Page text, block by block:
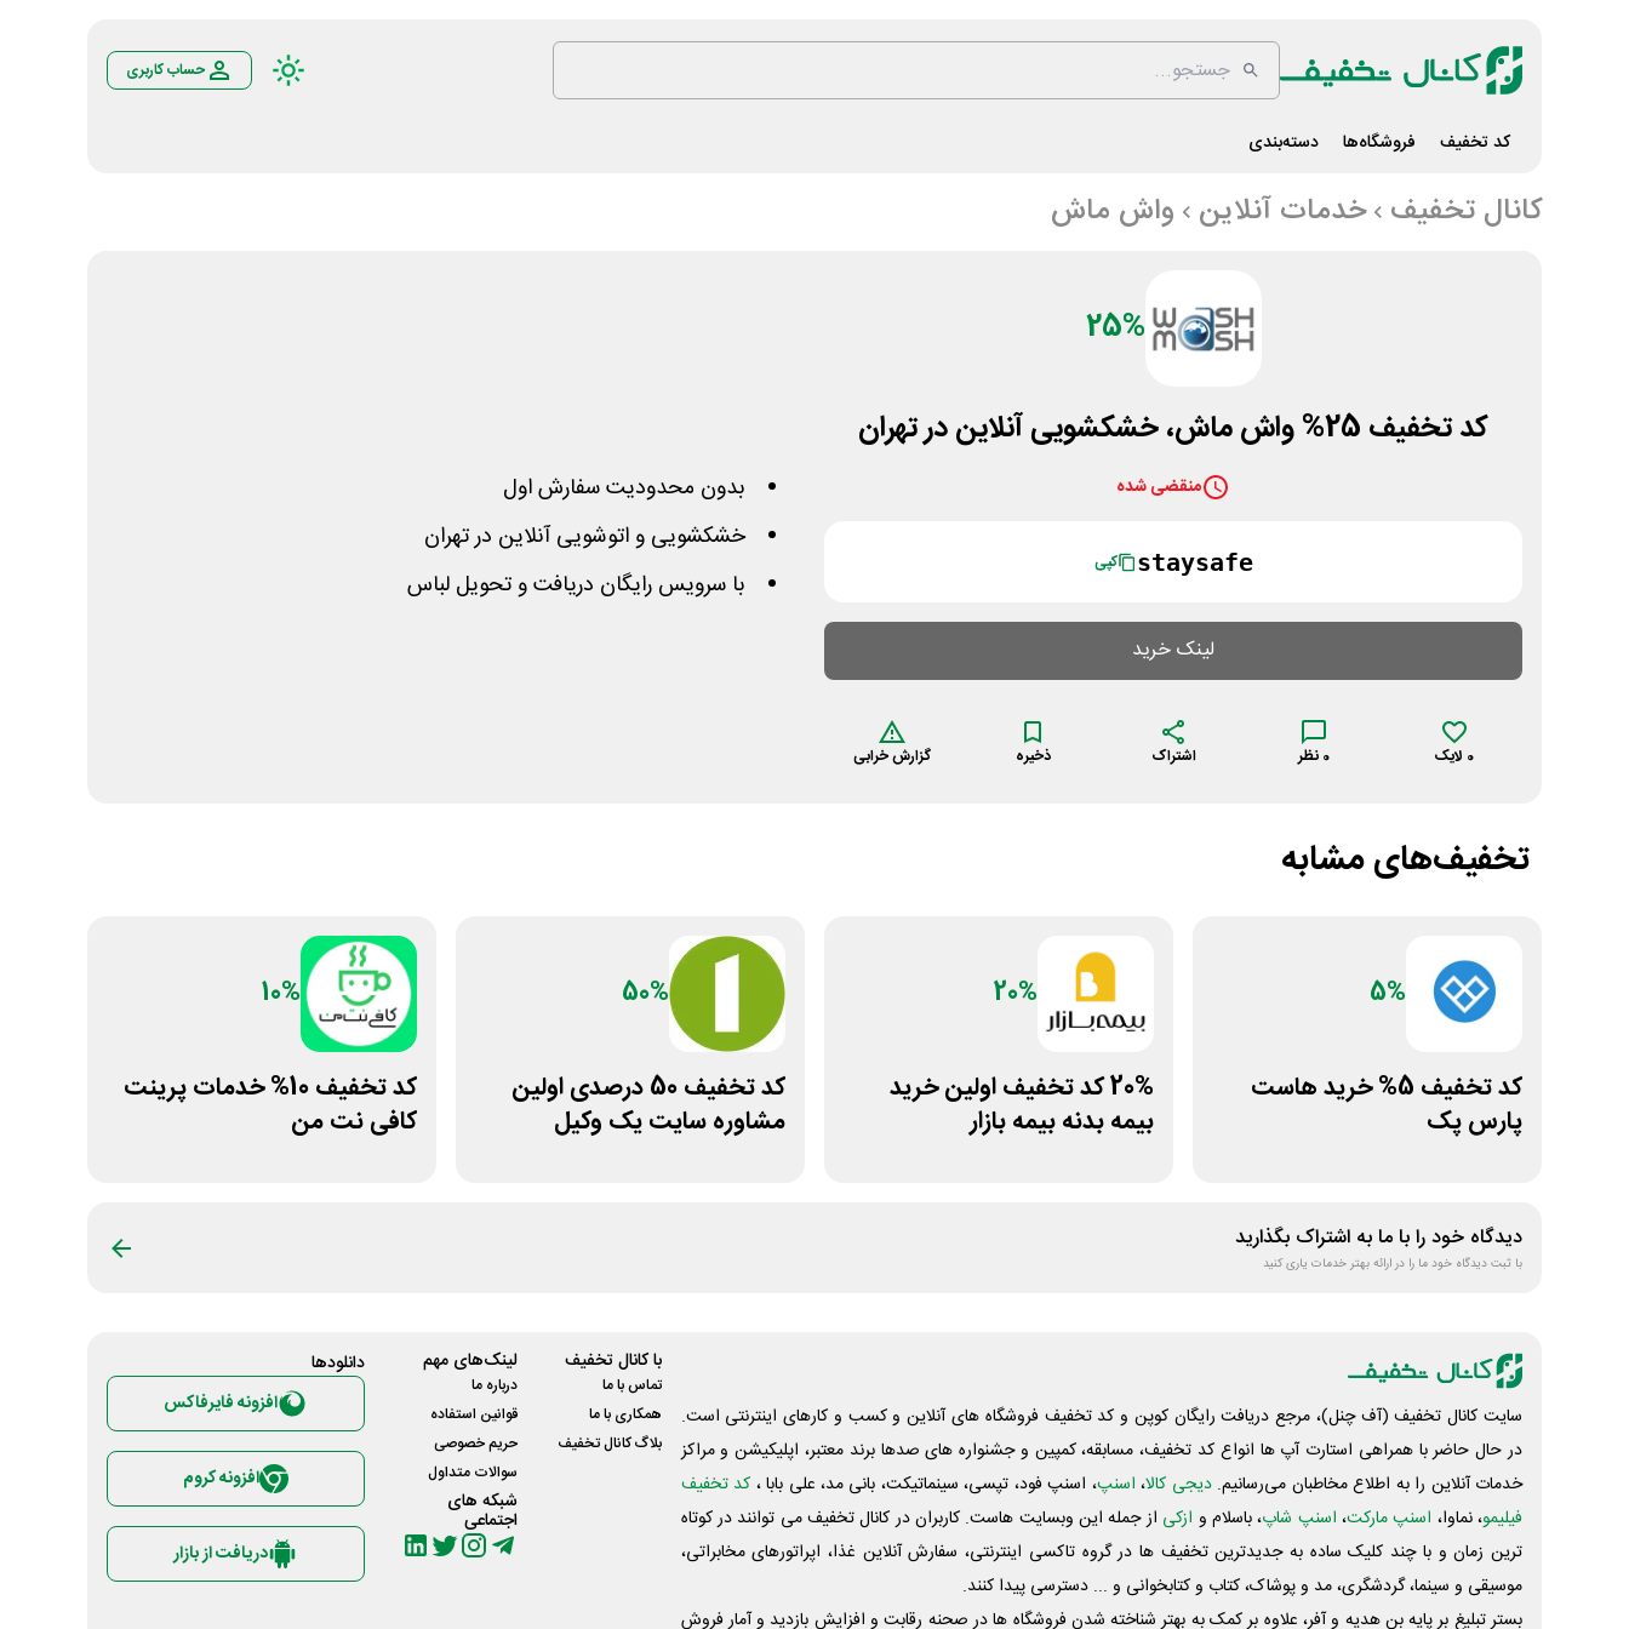
حساب کاربری
کد تخفیف فروشگاه‌ها دسته‌بندی
کانال تخفیف خدمات آنلاین واش ماش
25%
کد تخفیف 25% واش ماش، خشکشویی آنلاین در تهران
منقضی شده
staysafe کپی
لینک خرید
0 لایک 0 نظر اشتراک ذخیره گزارش خرابی
بدون محدودیت سفارش اول
خشکشویی و اتوشویی آنلاین در تهران
با سرویس رایگان دریافت و تحویل لباس
تخفیف‌های مشابه
5%
کد تخفیف 5% خرید هاست
پارس پک
20%
20% کد تخفیف اولین خرید
بیمه بدنه بیمه بازار
50%
کد تخفیف 50 درصدی اولین
مشاوره سایت یک وکیل
10%
کد تخفیف 10% خدمات پرینت
کافی نت من
دیدگاه خود را با ما به اشتراک بگذارید
با ثبت دیدگاه خود ما را در ارائه بهتر خدمات یاری کنید
سایت کانال تخفیف (آف چنل)، مرجع دریافت رایگان کوپن و کد تخفیف فروشگاه های آنلاین و کسب و‌ کارهای اینترنتی است.
در حال حاضر با همراهی استارت آپ ها انواع کد تخفیف، مسابقه، کمپین و جشنواره های صدها برند معتبر، اپلیکیشن و مراکز
خدمات آنلاین را به اطلاع مخاطبان می‌رسانیم. دیجی کالا، اسنپ، اسنپ فود، تپسی، سینماتیکت، بانی مد، علی‌ بابا ، کد تخفیف
فیلیمو، نماوا، اسنپ مارکت، اسنپ شاپ، باسلام و ازکی از جمله این وبسایت ‌هاست. کاربران در کانال تخفیف می توانند در کوتاه
ترین زمان و با چند کلیک ساده به جدیدترین تخفیف ها در گروه تاکسی اینترنتی، سفارش آنلاین غذا، اپراتورهای مخابراتی،
موسیقی و سینما، گردشگری، مد و پوشاک، کتاب و کتابخوانی و ... دسترسی پیدا کنند.
بستر تبلیغ بر پایه بن هدیه و آفر، علاوه بر کمک به بهتر شناخته شدن فروشگاه ها در صحنه رقابت و افزایش بازدید و آمار فروش
با کانال تخفیف
تماس با ما
همکاری با ما
بلاگ کانال تخفیف
لینک‌های مهم
درباره ما
قوانین استفاده
حریم خصوصی
سوالات متداول
شبکه های
اجتماعی
دانلود‌ها
افزونه فایرفاکس
افزونه کروم
دریافت از بازار